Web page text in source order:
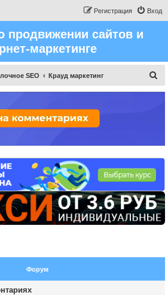
Вход
Регистрация
продвижении сайтов и
маркетинге
SEO Крауд маркетинг
Форум